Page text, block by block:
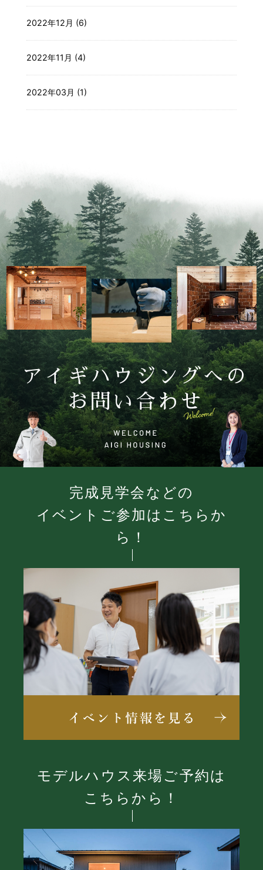
2022年12月 (6)
2022年11月 (4)
2022年03月 (1)
アイギハウジングへの
お問い合わせ
完成見学会などの
イベントご参加はこちらか
ら！
モデルハウス来場ご予約は
こちらから！